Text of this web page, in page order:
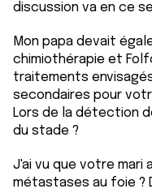
discussion va en ce
Mon papa devait
chimiothérapie et
traitements
secondaires pour
Lors de la détection
du stade ?
J'ai vu que votre mari
métastases au foie ?